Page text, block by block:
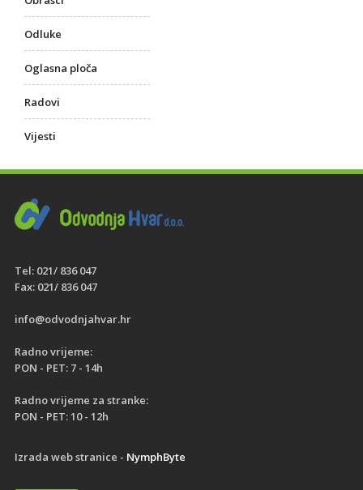
Odluke
Oglasna ploča
Radovi
Vijesti
Tel: 021/ 836 047
Fax: 021/ 836 047
info@odvodnjahvar.hr
Radno vrijeme:
PON - PET: 7 - 14h
Radno vrijeme za stranke:
PON - PET: 10 - 12h
Izrada web stranice - NymphByte